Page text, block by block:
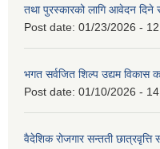
तथा पुरस्कारको लागि आवेदन दिने
Post date: 01/23/2026 -
भगत सर्वजित शिल्प उद्यम विकास
Post date: 01/10/2026 -
वैदेशिक रोजगार सन्तती छात्रवृत्ति